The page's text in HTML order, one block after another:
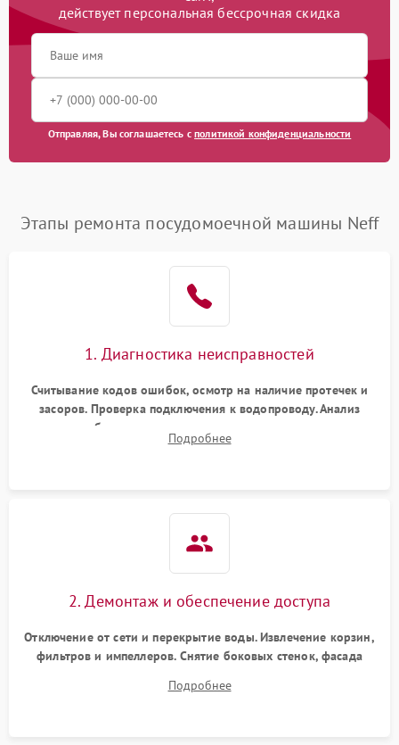
действует персональная бессрочная скидка
Отправляя, Вы соглашаетесь сполитикой конфиденциальности
Этапы ремонта посудомоечной машины Neff
1. Диагностика неисправностей
Считывание кодов ошибок, осмотр на наличие протечек и
засоров. Проверка подключения к водопроводу. Анализ
жалоб на отсутствие слива, нагрева, вращения
разбрызгивателей или срабатывание системы защиты
Подробнее
2. Демонтаж и обеспечение доступа
Отключение от сети и перекрытие воды. Извлечение корзин,
фильтров и импеллеров. Снятие боковых стенок, фасада
циркуляционному насосу, ТЭНу и сливной помпе.
Подробнее